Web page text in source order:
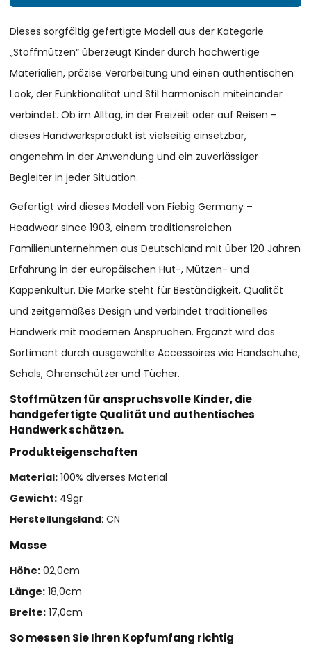
Dieses sorgfältig gefertigte Modell aus der Kategorie
„Stoffmützen“ überzeugt Kinder durch hochwertige
Materialien, präzise Verarbeitung und einen authentischen
Look, der Funktionalität und Stil harmonisch miteinander
verbindet. Ob im Alltag, in der Freizeit oder auf Reisen –
dieses Handwerksprodukt ist vielseitig einsetzbar,
angenehm in der Anwendung und ein zuverlässiger
Begleiter in jeder Situation.
Gefertigt wird dieses Modell von Fiebig Germany –
Headwear since 1903, einem traditionsreichen
Familienunternehmen aus Deutschland mit über 120 Jahren
Erfahrung in der europäischen Hut-, Mützen- und
Kappenkultur. Die Marke steht für Beständigkeit, Qualität
und zeitgemäßes Design und verbindet traditionelles
Handwerk mit modernen Ansprüchen. Ergänzt wird das
Sortiment durch ausgewählte Accessoires wie Handschuhe,
Schals, Ohrenschützer und Tücher.
Stoffmützen für anspruchsvolle Kinder, die
handgefertigte Qualität und authentisches
Handwerk schätzen.
Produkteigenschaften
Material: 100% diverses Material
Gewicht: 49gr
Herstellungsland: CN
Masse
Höhe: 02,0cm
Länge: 18,0cm
Breite: 17,0cm
So messen Sie Ihren Kopfumfang richtig